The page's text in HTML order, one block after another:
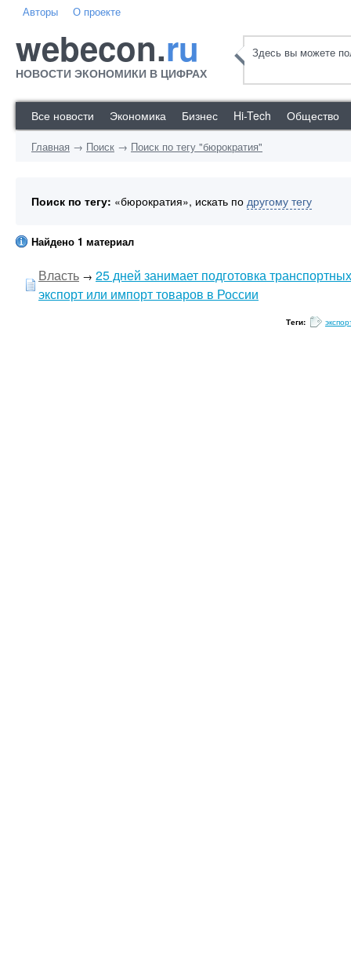
Авторы О проекте
webecon.ru
НОВОСТИ ЭКОНОМИКИ В ЦИФРАХ
Здесь вы можете
Все новости Экономика Бизнес Hi-Tech Общество
Главная → Поиск → Поиск по тегу "бюрократия"
Поиск по тегу: «бюрократия», искать по другому тегу
Найдено 1 материал
Власть → 25 дней занимает подготовка
экспорт или импорт товаров в России
Теги: